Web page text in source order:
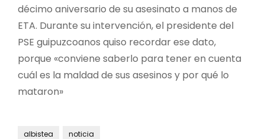
décimo aniversario de su asesinato a manos de
ETA. Durante su intervención, el presidente del
PSE guipuzcoanos quiso recordar ese dato,
porque «conviene saberlo para tener en cuenta
cuál es la maldad de sus asesinos y por qué lo
mataron»
albistea noticia